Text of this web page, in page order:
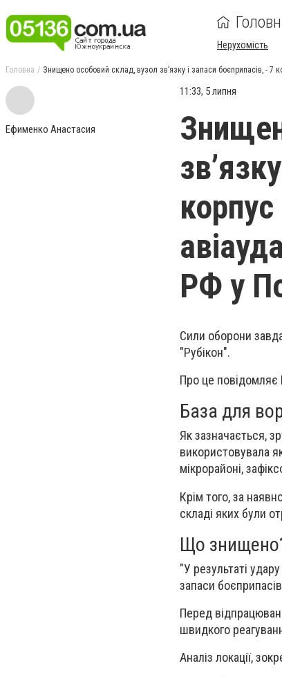
Нерухомість
Головна Знищено особовий склад, вузол зв’язку і запаси боєприпасів, -
Ефименко Анастасия
11:33, 5 липня
РФ у
Сили оборони
"Рубікон".
Про це
База для
Як зазначається,
використовувала
мікрорайоні,
Крім того, за
складі яких були
Що
"У результаті
запаси
Перед
швидкого
Аналіз локації,